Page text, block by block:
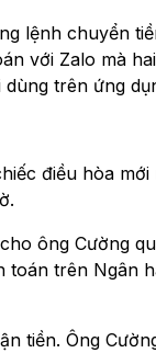
lệnh chuyển
với Zalo mà
trên ứng
điều hòa mới
ông Cường
trên Ngân
tiền. Ông